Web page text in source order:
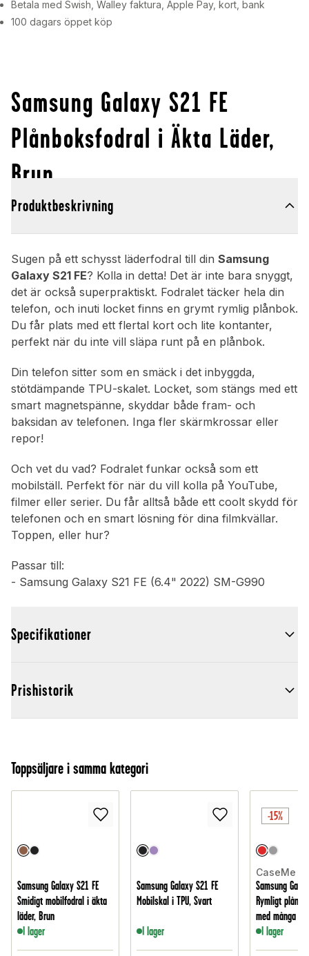
Betala med Swish, Walley faktura, Apple Pay, kort, bank
100 dagars öppet köp
Samsung Galaxy S21 FE
Plånboksfodral i Äkta Läder,
Brun
Produktbeskrivning
Sugen på ett schysst läderfodral till din Samsung
Galaxy S21 FE? Kolla in detta! Det är inte bara snyggt,
det är också superpraktiskt. Fodralet täcker hela din
telefon, och inuti locket finns en grymt rymlig plånbok.
Du får plats med ett flertal kort och lite kontanter,
perfekt när du inte vill släpa runt på en plånbok.
Din telefon sitter som en smäck i det inbyggda,
stötdämpande TPU-skalet. Locket, som stängs med ett
smart magnetspänne, skyddar både fram- och
baksidan av telefonen. Inga fler skärmkrossar eller
repor!
Och vet du vad? Fodralet funkar också som ett
mobilställ. Perfekt för när du vill kolla på YouTube,
filmer eller serier. Du får alltså både ett coolt skydd för
telefonen och en smart lösning för dina filmkvällar.
Toppen, eller hur?
Passar till:
- Samsung Galaxy S21 FE (6.4" 2022) SM-G990
Specifikationer
Prishistorik
Toppsäljare i samma kategori
Samsung Galaxy S21 FE
Smidigt mobilfodral i äkta
läder, Brun
I lager
Samsung Galaxy S21 FE
Mobilskal i TPU, Svart
I lager
-15%
CaseMe
Samsung
Rymligt
med många
I lager